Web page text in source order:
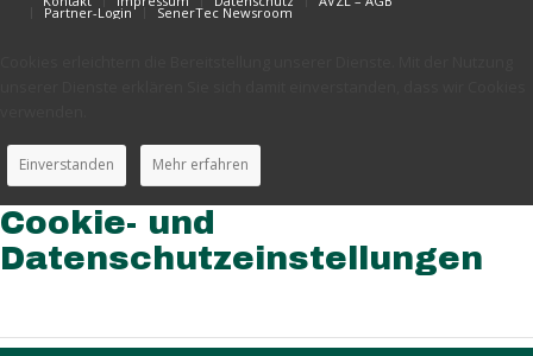
Partner-Login SenerTec Newsroom
Einverstanden Mehr erfahren
Cookie- und
Datenschutzeinstellungen